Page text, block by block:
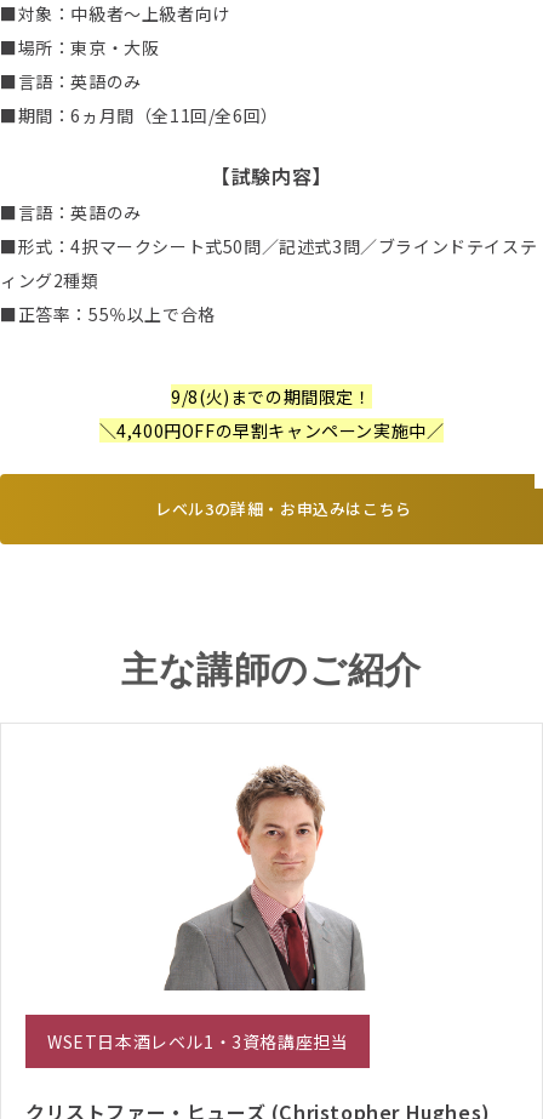
■対象：中級者～上級者向け
■場所：東京・大阪
■言語：英語のみ
■期間：6ヵ月間（全11回/全6回）
【試験内容】
■言語：英語のみ
■形式：4択マークシート式50問／記述式3問／ブラインドテイステ
ィング2種類
■正答率：55％以上で合格
9/8(火) までの期間限定！
＼4,400円OFFの早割キャンペーン実施中／
レベル3の詳細・お申込みはこちら
主な講師のご紹介
WSET日本酒レベル1・3資格講座担当
クリストファー・ヒューズ (Christopher Hughes)